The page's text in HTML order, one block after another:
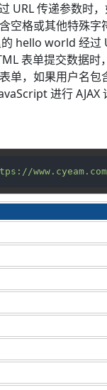
URL 传递参数时
空格或其他特殊
hello world 经过
表单提交数据
单，如果用户名包
进行